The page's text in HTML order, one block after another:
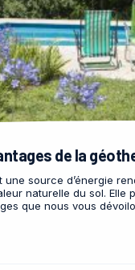
de la
une source d’énergie
naturelle du sol. Elle
que nous vous